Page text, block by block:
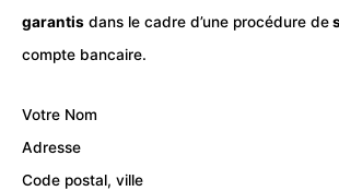
garantis dans le cadre d’une procédure de
compte bancaire.
Votre Nom
Adresse
Code postal, ville